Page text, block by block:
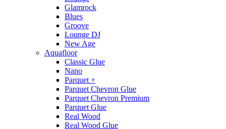
Glamrock
Blues
Groove
Lounge DJ
New Age
Aquafloor
Classic Glue
Nano
Parquet +
Parquet Chevron Glue
Parquet Chevron Premium
Parquet Glue
Real Wood
Real Wood Glue